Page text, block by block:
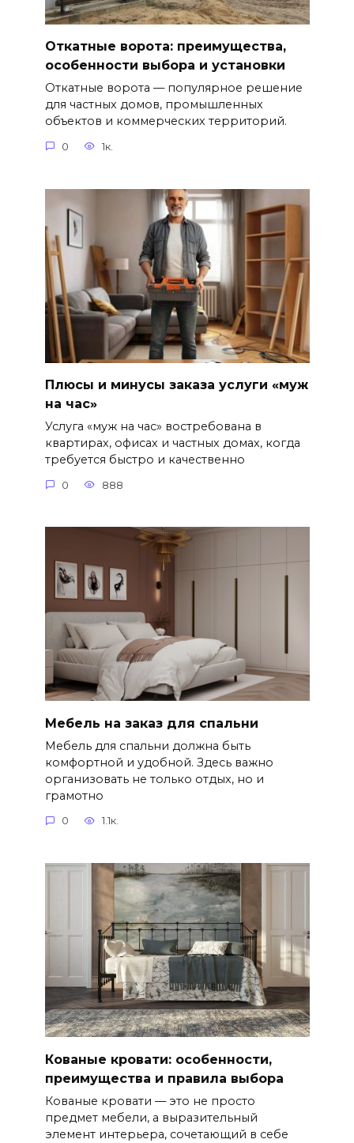
Откатные ворота: преимущества,
особенности выбора и установки
Откатные ворота — популярное решение
для частных домов, промышленных
объектов и коммерческих территорий.
0 1к.
Плюсы и минусы заказа услуги «муж
на час»
Услуга «муж на час» востребована в
квартирах, офисах и частных домах, когда
требуется быстро и качественно
0 888
Мебель на заказ для спальни
Мебель для спальни должна быть
комфортной и удобной. Здесь важно
организовать не только отдых, но и
грамотно
0 1.1к.
Кованые кровати: особенности,
преимущества и правила выбора
Кованые кровати — это не просто
предмет мебели, а выразительный
элемент интерьера, сочетающий в себе